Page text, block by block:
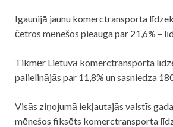
Igaunijā jaunu komerctransporta
četros mēnešos pieauga par 21,6% –
Tikmēr Lietuvā komerctransporta
palielinājās par 11,8% un sasniedza
Visās ziņojumā iekļautajās valstīs
mēnešos fiksēts komerctransporta